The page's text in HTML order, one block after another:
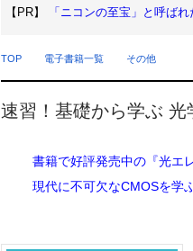
【PR】 「ニコンの至宝」と呼ば
TOP 電子書籍一覧 その他
速習！基礎から学ぶ 光
書籍で好評発売中の『光エ
現代に不可欠なCMOSを学